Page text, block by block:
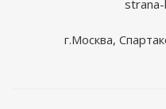
strana-
г.Москва,